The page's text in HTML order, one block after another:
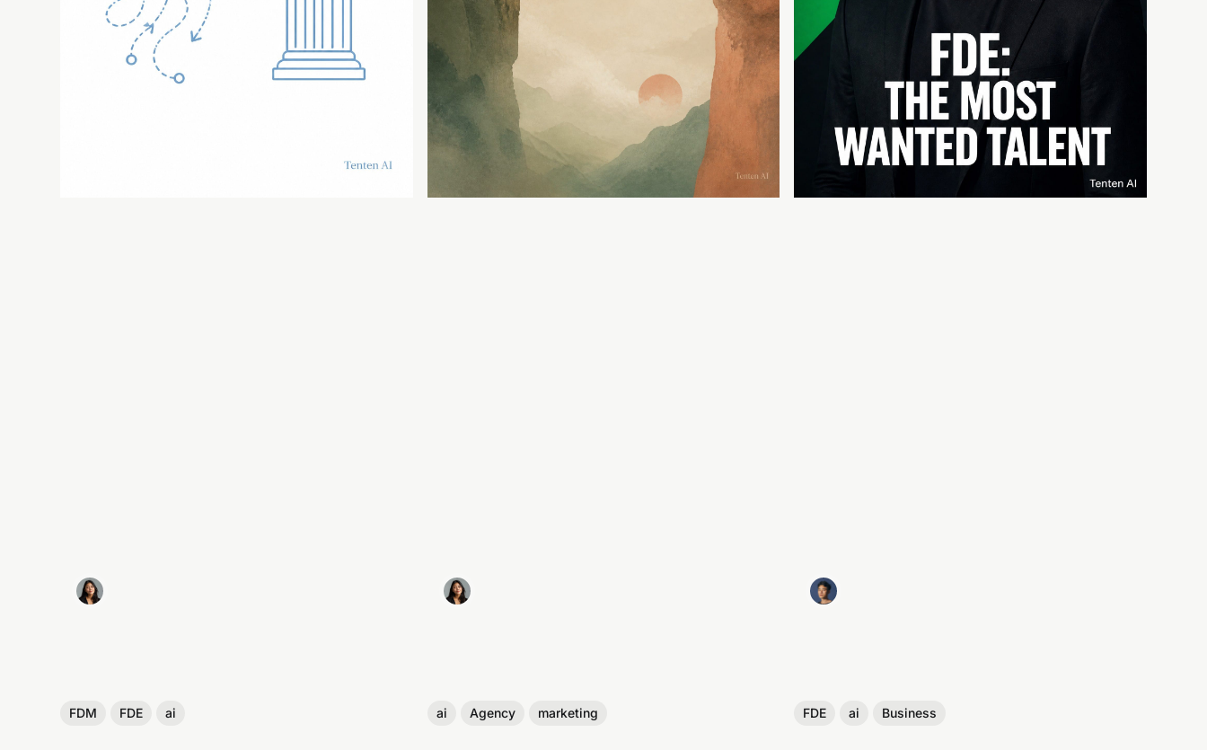
FDM FDE ai ai Agency marketing FDE ai Business